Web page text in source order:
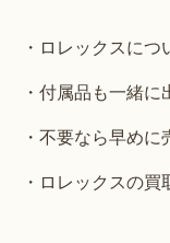
・ロレックスに
・付属品も一緒に
・不要なら早めに
・ロレックスの